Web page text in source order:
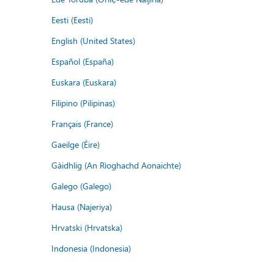
Eesti (Eesti)
English (United States)
Español (España)
Euskara (Euskara)
Filipino (Pilipinas)
Français (France)
Gaeilge (Éire)
Gàidhlig (An Rìoghachd Aonaichte)
Galego (Galego)
Hausa (Najeriya)
Hrvatski (Hrvatska)
Indonesia (Indonesia)